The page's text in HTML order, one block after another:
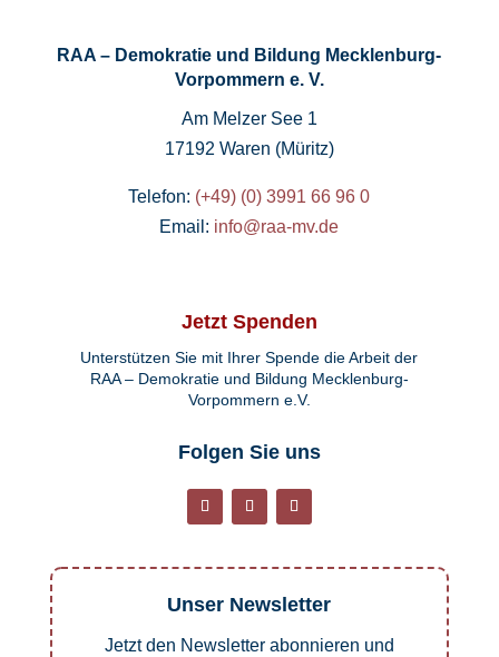
RAA – Demokratie und Bildung Mecklenburg-
Vorpommern e. V.
Am Melzer See 1
17192 Waren (Müritz)
Telefon: (+49) (0) 3991 66 96 0
Email: info@raa-mv.de
Jetzt Spenden
Unterstützen Sie mit Ihrer Spende die Arbeit der
RAA – Demokratie und Bildung Mecklenburg-
Vorpommern e.V.
Folgen Sie uns
Unser Newsletter
Jetzt den Newsletter abonnieren und